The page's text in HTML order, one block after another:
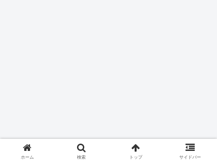
ホーム 検索 トップ サイドバー